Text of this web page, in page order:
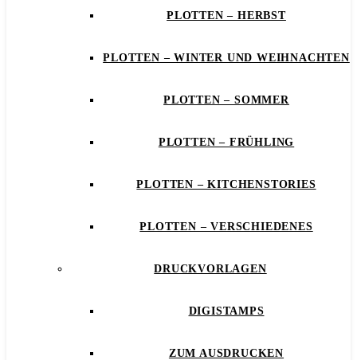
PLOTTEN – HERBST
PLOTTEN – WINTER UND WEIHNACHTEN
PLOTTEN – SOMMER
PLOTTEN – FRÜHLING
PLOTTEN – KITCHENSTORIES
PLOTTEN – VERSCHIEDENES
DRUCKVORLAGEN
DIGISTAMPS
ZUM AUSDRUCKEN